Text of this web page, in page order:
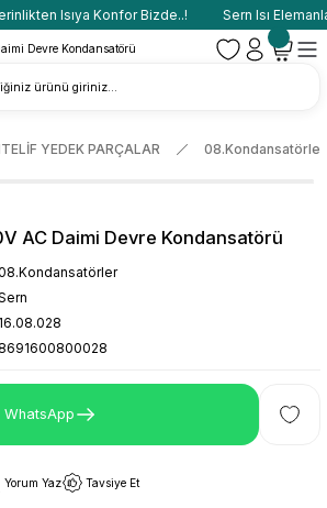
Isıya Konfor Bizde..! Sern Isı
YEDEK PARÇALAR 08.Kondansatörler
AC Daimi Devre Kondansatörü
16.08.028
8691600800028
WhatsApp
Yorum Yaz Tavsiye Et